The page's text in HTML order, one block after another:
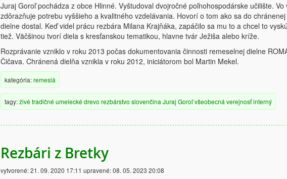
Juraj Goroľ pochádza z obce Hlinné. Vyštudoval dvojročné poľnohospodárske učilište. Vo
zdôrazňuje potrebu vyššieho a kvalitného vzdelávania. Hovorí o tom ako sa do chránenej
dielne dostal. Keď videl prácu rezbára Milana Krajňáka, zapáčilo sa mu to a chcel to
tiež. Väčšinou tvorí diela s kresťanskou tematikou, hlavne tvár Ježiša alebo kríže.
Rozprávanie vzniklo v roku 2013 počas dokumentovania činnosti remeselnej dielne
Čičava. Chránená dielňa vznikla v roku 2012, iniciátorom bol Martin Mekel.
kategória:remeslá
tagy:živé tradičné umelecké drevo rezbárstvo slovenčina Juraj Goroľvšeobecná verejnosťinterný
Rezbári z Bretky
vytvorené:21. 09. 2020 17:11 upravené:08. 05. 2023 20:08